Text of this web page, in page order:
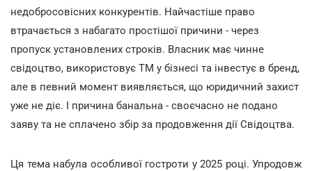
недобросовісних конкурентів. Найчастіше право
втрачається з набагато простішої причини - через
пропуск установлених строків. Власник має чинне
свідоцтво, використовує ТМ у бізнесі та інвестує в бренд,
але в певний момент виявляється, що юридичний захист
уже не діє. І причина банальна - своєчасно не подано
заяву та не сплачено збір за продовження дії Свідоцтва.
Ця тема набула особливої гостроти у 2025 році. Упродовж